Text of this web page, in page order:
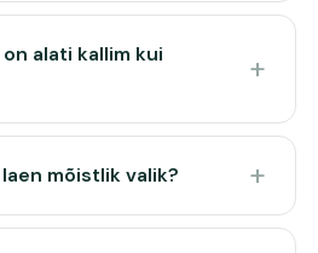
alati kallim kui
mõistlik valik?